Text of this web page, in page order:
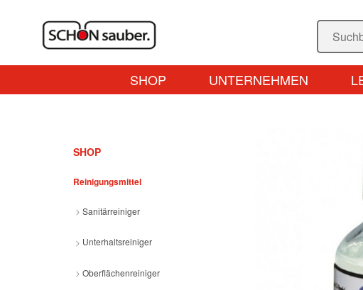
SHOP UNTERNEHMEN
SHOP
Reinigungsmittel
Sanitärreiniger
Unterhaltsreiniger
Oberflächenreiniger